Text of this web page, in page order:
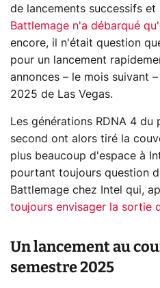
de lancements successifs et
Battlemage n'a débarqué
encore, il n'était question
pour un lancement
annonces – le mois suivant
2025 de Las Vegas.
Les générations RDNA 4 du
second ont alors tiré la
plus beaucoup d'espace à
pourtant toujours question
Battlemage chez Intel qui,
toujours envisager la sortie
Un lancement au
semestre 2025